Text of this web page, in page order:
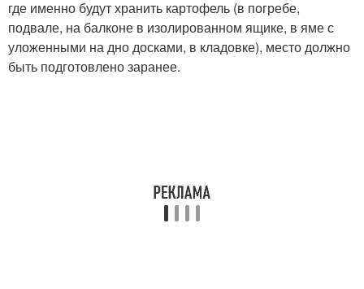
где именно будут хранить картофель (в погребе,
подвале, на балконе в изолированном ящике, в яме с
уложенными на дно досками, в кладовке), место должно
быть подготовлено заранее.